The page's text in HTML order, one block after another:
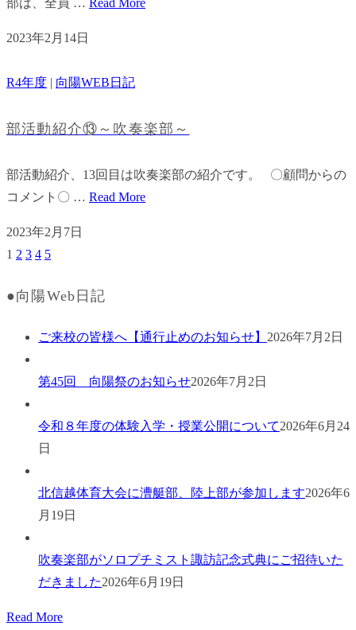
2023年2月14日
R4年度 | 向陽WEB日記
部活動紹介⑬～吹奏楽部～
部活動紹介、13回目は吹奏楽部の紹介です。 〇顧問からの
コメント〇 … Read More
2023年2月7日
1 2 3 4 5
●向陽Web日記
ご来校の皆様へ【通行止めのお知らせ】 2026年7月2日
第45回 向陽祭のお知らせ2026年7月2日
令和８年度の体験入学・授業公開について2026年6月24
日
北信越体育大会に漕艇部、陸上部が参加します2026年6
月19日
吹奏楽部がソロプチミスト諏訪記念式典にご招待いた
だきました2026年6月19日
Read More